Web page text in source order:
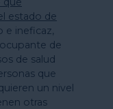
estado de
e ineficaz,
de
de salud
que
un nivel
otras